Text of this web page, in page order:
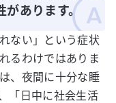
があります。
ない」という症状
るわけではありま
、夜間に十分な睡
「日中に社会生活